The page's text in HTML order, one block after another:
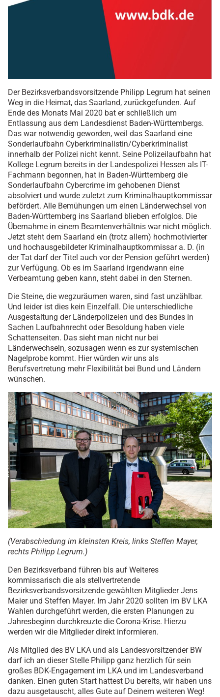
Der Bezirksverbandsvorsitzende Philipp Legrum hat seinen
Weg in die Heimat, das Saarland, zurückgefunden. Auf
Ende des Monats Mai 2020 bat er schließlich um
Entlassung aus dem Landesdienst Baden-Württembergs.
Das war notwendig geworden, weil das Saarland eine
Sonderlaufbahn Cyberkriminalistin/Cyberkriminalist
innerhalb der Polizei nicht kennt. Seine Polizeilaufbahn hat
Kollege Legrum bereits in der Landespolizei Hessen als IT-
Fachmann begonnen, hat in Baden-Württemberg die
Sonderlaufbahn Cybercrime im gehobenen Dienst
absolviert und wurde zuletzt zum Kriminalhauptkommissar
befördert. Alle Bemühungen um einen Länderwechsel von
Baden-Württemberg ins Saarland blieben erfolglos. Die
Übernahme in einem Beamtenverhältnis war nicht möglich.
Jetzt steht dem Saarland ein (trotz allem) hochmotivierter
und hochausgebildeter Kriminalhauptkommissar a. D. (in
der Tat darf der Titel auch vor der Pension geführt werden)
zur Verfügung. Ob es im Saarland irgendwann eine
Verbeamtung geben kann, steht dabei in den Sternen.
Die Steine, die wegzuräumen waren, sind fast unzählbar.
Und leider ist dies kein Einzelfall. Die unterschiedliche
Ausgestaltung der Länderpolizeien und des Bundes in
Sachen Laufbahnrecht oder Besoldung haben viele
Schattenseiten. Das sieht man nicht nur bei
Länderwechseln, sozusagen wenn es zur systemischen
Nagelprobe kommt. Hier würden wir uns als
Berufsvertretung mehr Flexibilität bei Bund und Ländern
wünschen.
(Verabschiedung im kleinsten Kreis, links Steffen Mayer,
rechts Philipp Legrum.)
Den Bezirksverband führen bis auf Weiteres
kommissarisch die als stellvertretende
Bezirksverbandsvorsitzende gewählten Mitglieder Jens
Maier und Steffen Mayer. Im Jahr 2020 sollten im BV LKA
Wahlen durchgeführt werden, die ersten Planungen zu
Jahresbeginn durchkreuzte die Corona-Krise. Hierzu
werden wir die Mitglieder direkt informieren.
Als Mitglied des BV LKA und als Landesvorsitzender BW
darf ich an dieser Stelle Philipp ganz herzlich für sein
großes BDK-Engagement im LKA und im Landesverband
danken. Einen guten Start hattest Du bereits, wir haben uns
dazu ausgetauscht, alles Gute auf Deinem weiteren Weg!